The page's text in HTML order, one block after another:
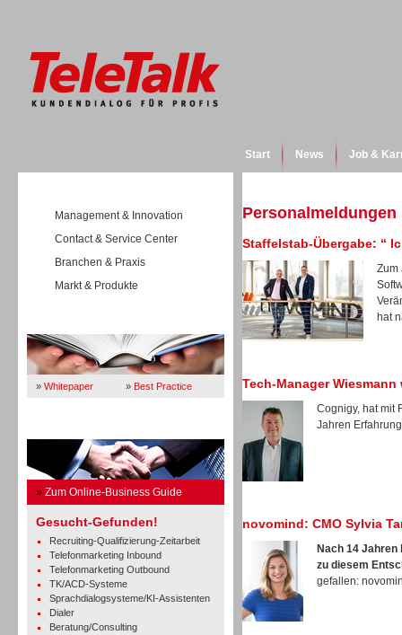
Start News Job &
Management & Innovation
Contact & Service Center
Branchen & Praxis
Markt & Produkte
» Whitepaper » Best Practice
» Zum Online-Business Guide
Gesucht-Gefunden!
Recruiting-Qualifizierung-Zeitarbeit
Telefonmarketing Inbound
Telefonmarketing Outbound
TK/ACD-Systeme
Sprachdialogsysteme/KI-Assistenten
Dialer
Beratung/Consulting
Personalmeldungen
Staffelstab-Übergabe: “
Zum
hat
Tech-Manager
Cognigy, hat mit
Jahren
novomind: CMO Sylvia
Nach 14
zu diesem
gefallen: